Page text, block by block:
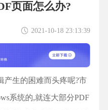
页面怎么办?
2021-10-18 23:13:39
产生的困难而头疼呢?市
系统的,就连大部分PDF